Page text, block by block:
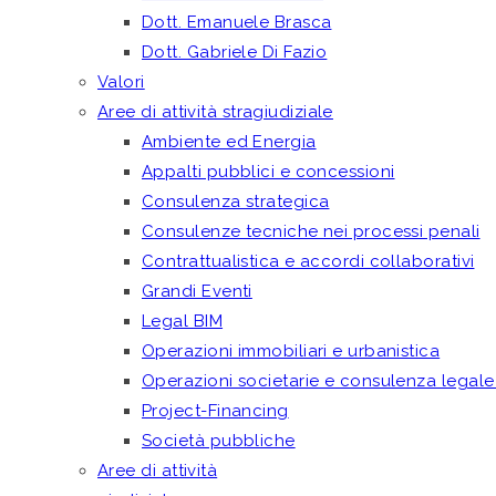
Dott. Emanuele Brasca
Dott. Gabriele Di Fazio
Valori
Aree di attività stragiudiziale
Ambiente ed Energia
Appalti pubblici e concessioni
Consulenza strategica
Consulenze tecniche nei processi penali
Contrattualistica e accordi collaborativi
Grandi Eventi
Legal BIM
Operazioni immobiliari e urbanistica
Operazioni societarie e consulenza legale
Project-Financing
Società pubbliche
Aree di attività